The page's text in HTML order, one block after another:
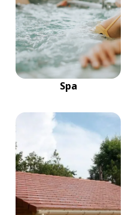
Spa